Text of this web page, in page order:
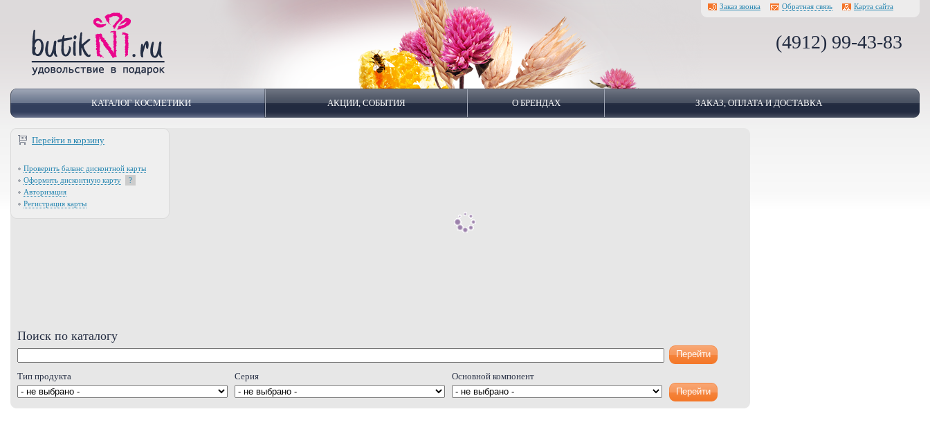
Заказ звонка Обратная связь Карта сайта
(4912) 99-43-83
КАТАЛОГ КОСМЕТИКИ АКЦИИ, СОБЫТИЯ О БРЕНДАХ ЗАКАЗ, ОПЛАТА И ДОСТАВКА
Перейти в корзину
Проверить баланс дисконтной карты
Оформить дисконтную карту
?
Авторизация
Регистрация карты
Поиск по каталогу
Тип продукта Серия Основной компонент